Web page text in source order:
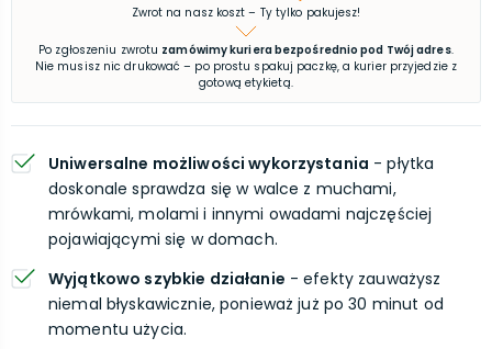
Zwrot na nasz koszt – Ty tylko pakujesz!
Po zgłoszeniu zwrotu zamówimy kuriera bezpośrednio pod Twój adres.
Nie musisz nic drukować – po prostu spakuj paczkę, a kurier przyjedzie z
gotową etykietą.
Uniwersalne możliwości wykorzystania - płytka
doskonale sprawdza się w walce z muchami,
mrówkami, molami i innymi owadami najczęściej
pojawiającymi się w domach.
Wyjątkowo szybkie działanie - efekty zauważysz
niemal błyskawicznie, ponieważ już po 30 minut od
momentu użycia.